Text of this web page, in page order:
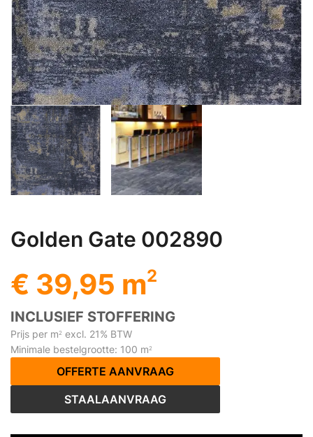
Golden Gate 002890
€ 39,95 m2
INCLUSIEF STOFFERING
Prijs per m2 excl. 21% BTW
Minimale bestelgrootte: 100 m2
OFFERTE AANVRAAG
STAALAANVRAAG